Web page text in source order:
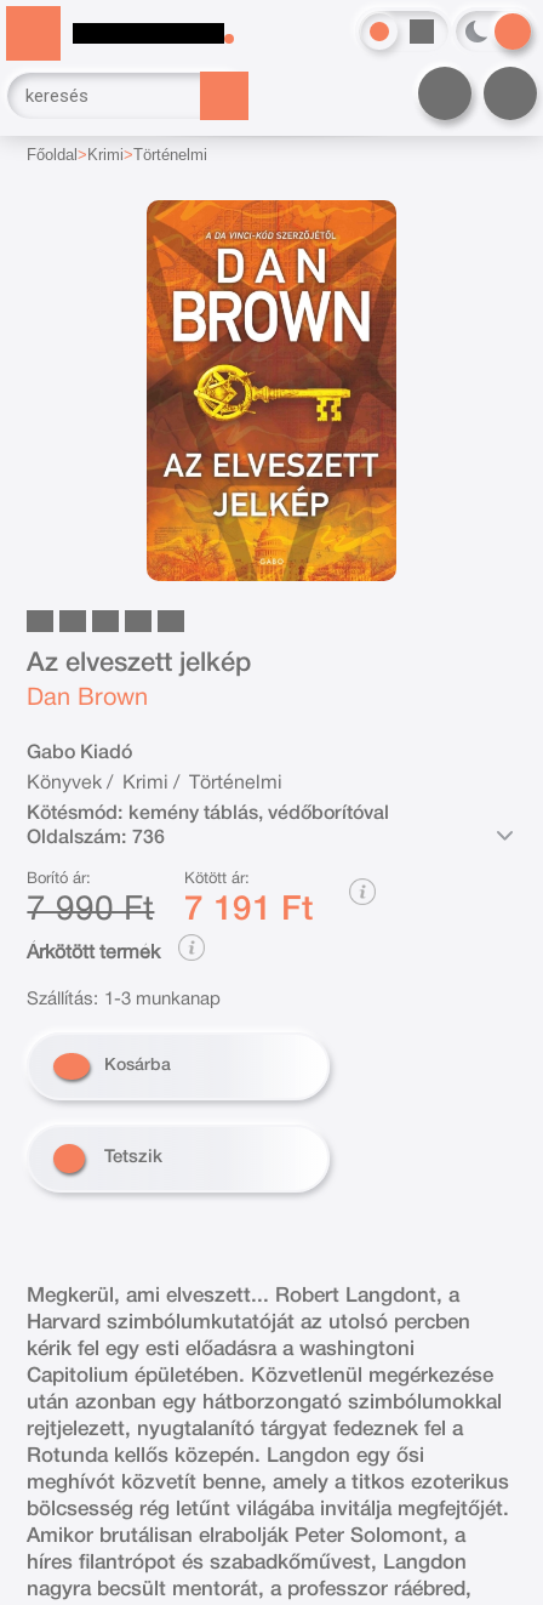
Főoldal Krimi Történelmi
Az elveszett jelkép
Dan Brown
Gabo Kiadó
Könyvek / Krimi /
Történelmi
Kötésmód: kemény táblás, védőborítóval
Oldalszám: 736
Borító ár:
7 990 Ft
Kötött ár:
7 191 Ft
Árkötött termék
Szállítás: 1-3 munkanap
Kosárba
Tetszik
Megkerül, ami elveszett... Robert Langdont, a
Harvard szimbólumkutatóját az utolsó percben
kérik fel egy esti előadásra a washingtoni
Capitolium épületében. Közvetlenül megérkezése
után azonban egy hátborzongató szimbólumokkal
rejtjelezett, nyugtalanító tárgyat fedeznek fel a
Rotunda kellős közepén. Langdon egy ősi
meghívót közvetít benne, amely a titkos ezoterikus
bölcsesség rég letűnt világába invitálja megfejtőjét.
Amikor brutálisan elrabolják Peter Solomont, a
híres filantrópot és szabadkőművest, Langdon
nagyra becsült mentorát, a professzor ráébred,